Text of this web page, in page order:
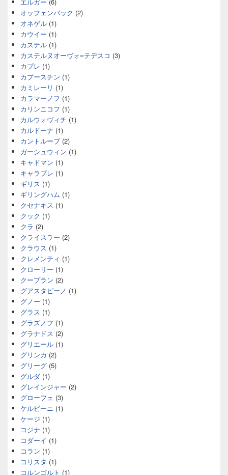
オッフェンバック (2)
オネゲル (1)
カウイー (1)
カステル (1)
カステルヌオーヴォ=テデスコ (3)
カプレ (1)
カプースチン (1)
カミレーリ (1)
カラマーノフ (1)
カリンニコフ (1)
カルウォヴィチ (1)
カルドーナ (1)
カントルーブ (2)
ガーシュウィン (1)
キャドマン (1)
キャラブレ (1)
ギリス (1)
ギリングハム (1)
クセナキス (1)
クック (1)
クラ (2)
クライスラー (2)
クラウス (1)
クレメンティ (1)
クローリー (1)
クープラン (2)
グアスタビーノ (1)
グノー (1)
グラス (1)
グラズノフ (1)
グラナドス (2)
グリエール (1)
グリンカ (2)
グリーグ (5)
グルダ (1)
グレインジャー (2)
グローフェ (3)
ケルビーニ (1)
ケージ (1)
コジナ (1)
コダーイ (1)
コラン (1)
コリスタ (1)
コルンゴルト (1)